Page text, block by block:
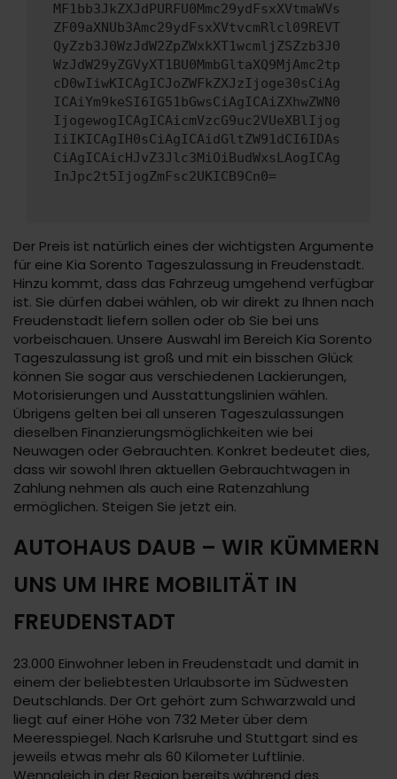
MF1bb3JkZXJdPURFU0Mmc29ydFsxXVtmaWVs
ZF09aXNUb3Amc29ydFsxXVtvcmRlcl09REVT
QyZzb3J0WzJdW2ZpZWxkXT1wcmljZSZzb3J0
WzJdW29yZGVyXT1BU0MmbGltaXQ9MjAmc2tp
cD0wIiwKICAgICJoZWFkZXJzIjoge30sCiAg
ICAiYm9keSI6IG51bGwsCiAgICAiZXhwZWN0
IjogewogICAgICAicmVzcG9uc2VUeXBlIjog
IiIKICAgIH0sCiAgICAidGltZW91dCI6IDAs
CiAgICAicHJvZ3Jlc3MiOiBudWxsLAogICAg
InJpc2t5IjogZmFsc2UKICB9Cn0=
Der Preis ist natürlich eines der wichtigsten Argumente
für eine Kia Sorento Tageszulassung in Freudenstadt.
Hinzu kommt, dass das Fahrzeug umgehend verfügbar
ist. Sie dürfen dabei wählen, ob wir direkt zu Ihnen nach
Freudenstadt liefern sollen oder ob Sie bei uns
vorbeischauen. Unsere Auswahl im Bereich Kia Sorento
Tageszulassung ist groß und mit ein bisschen Glück
können Sie sogar aus verschiedenen Lackierungen,
Motorisierungen und Ausstattungslinien wählen.
Übrigens gelten bei all unseren Tageszulassungen
dieselben Finanzierungsmöglichkeiten wie bei
Neuwagen oder Gebrauchten. Konkret bedeutet dies,
dass wir sowohl Ihren aktuellen Gebrauchtwagen in
Zahlung nehmen als auch eine Ratenzahlung
ermöglichen. Steigen Sie jetzt ein.
AUTOHAUS DAUB – WIR KÜMMERN
UNS UM IHRE MOBILITÄT IN
FREUDENSTADT
23.000 Einwohner leben in Freudenstadt und damit in
einem der beliebtesten Urlaubsorte im Südwesten
Deutschlands. Der Ort gehört zum Schwarzwald und
liegt auf einer Höhe von 732 Meter über dem
Meeresspiegel. Nach Karlsruhe und Stuttgart sind es
jeweils etwas mehr als 60 Kilometer Luftlinie.
Wenngleich in der Region bereits während des